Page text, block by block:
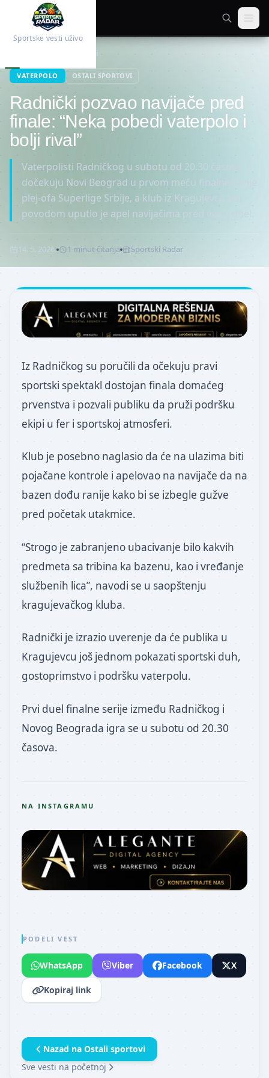
Sportske vesti uživo
Ostali sportovi
VATERPOLO OSTALI SPORTOVI
Radnički pozvao navijače pred
finale: “Neka pobedi vaterpolo i
bolji rival”
Vaterpolisti Radničkog u subotu od 20.30 časova
dočekuju Novi Beograd u prvom meču finalne serije
plej-ofa Superlige Srbije, a klub iz Kragujevca tim
povodom uputio je apel navijačima pred veliki duel.
14. 5. 2026. 1 minut čitanja Sportski Radar
Iz Radničkog su poručili da očekuju pravi
sportski spektakl dostojan finala domaćeg
prvenstva i pozvali publiku da pruži podršku
ekipi u fer i sportskoj atmosferi.
Klub je posebno naglasio da će na ulazima biti
pojačane kontrole i apelovao na navijače da na
bazen dođu ranije kako bi se izbegle gužve
pred početak utakmice.
“Strogo je zabranjeno ubacivanje bilo kakvih
predmeta sa tribina ka bazenu, kao i vređanje
službenih lica”, navodi se u saopštenju
kragujevačkog kluba.
Radnički je izrazio uverenje da će publika u
Kragujevcu još jednom pokazati sportski duh,
gostoprimstvo i podršku vaterpolu.
Prvi duel finalne serije između Radničkog i
Novog Beograda igra se u subotu od 20.30
časova.
NA INSTAGRAMU
PODELI VEST
WhatsApp Viber Facebook X
Kopiraj link
Nazad na Ostali sportovi
Sve vesti na početnoj